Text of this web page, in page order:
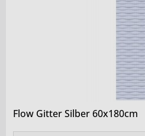
Flow Gitter Silber 60x180cm